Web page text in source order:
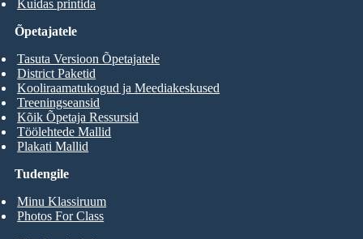
Kuidas printida
Tudengile
Minu Klassiruum
Photos For Class
Õpetajatele
Tasuta Versioon Õpetajatele
District Paketid
Kooliraamatukogud ja Meediakeskused
Treeningseansid
Kõik Õpetaja Ressursid
Töölehtede Mallid
Plakati Mallid